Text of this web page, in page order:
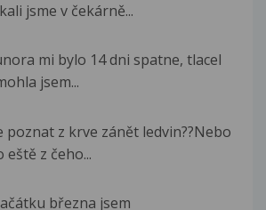
jsme v čekárně...
mi bylo 14 dni spatne, tlacel
jsem...
poznat z krve zánět ledvin??Nebo
eště z čeho...
března jsem